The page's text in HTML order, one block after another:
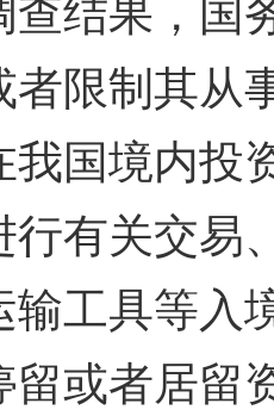
者限制其从
我国境内投
行有关交易
输工具等入
留或者居留